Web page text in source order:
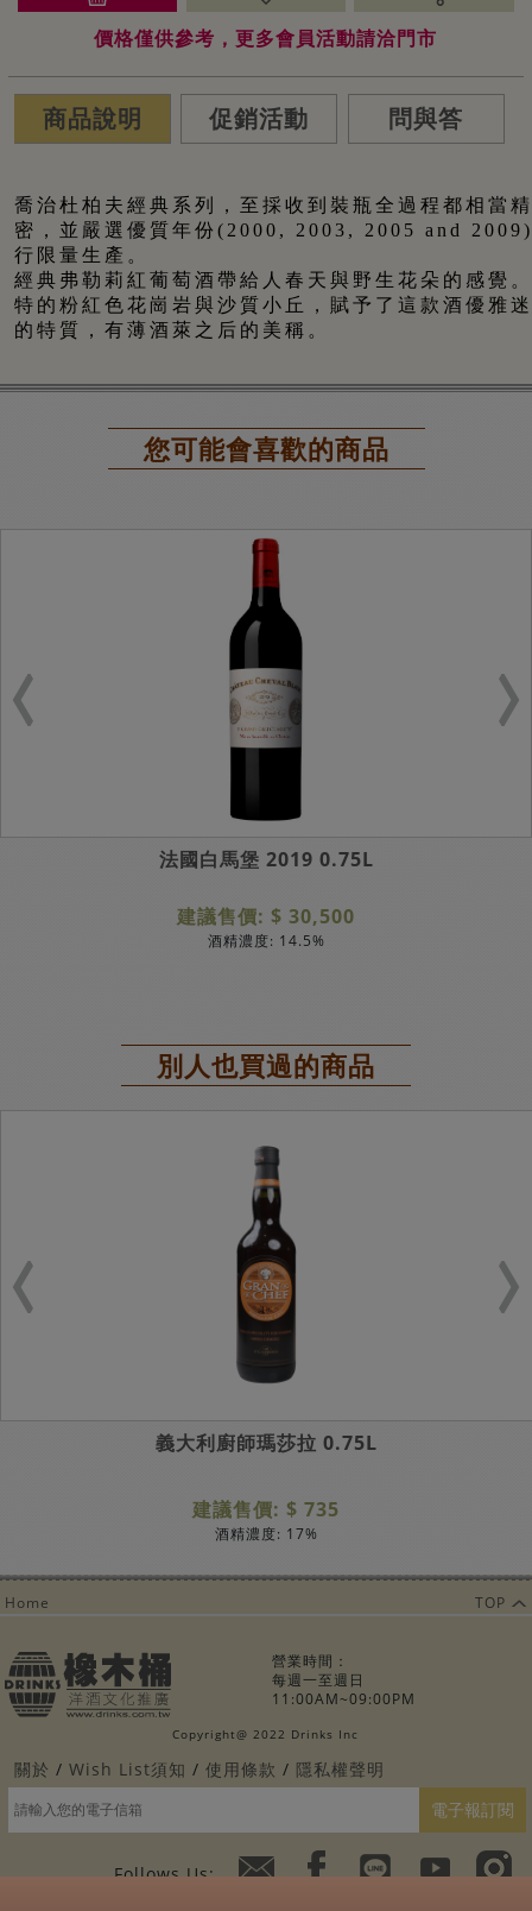
價格僅供參考，更多會員活動請洽門市
商品說明 促銷活動 問與答
喬治杜柏夫經典系列，至採收到裝瓶全過程都相當精
密，並嚴選優質年份(2000, 2003, 2005 and
行限量生產。
經典弗勒莉紅葡萄酒帶給人春天與野生花朵的感覺
特的粉紅色花崗岩與沙質小丘，賦予了這款酒優雅
的特質，有薄酒萊之后的美稱。
您可能會喜歡的商品
法國白馬堡 2019 0.75L
建議售價: $ 30,500
酒精濃度: 14.5%
別人也買過的商品
義大利廚師瑪莎拉 0.75L
建議售價: $ 735
酒精濃度: 17%
Home TOP
營業時間：
每週一至週日
11:00AM~09:00PM
Copyright@ 2022 Drinks Inc
關於 Wish List須知 使用條款
隱私權聲明
電子報訂閱
Follows Us: